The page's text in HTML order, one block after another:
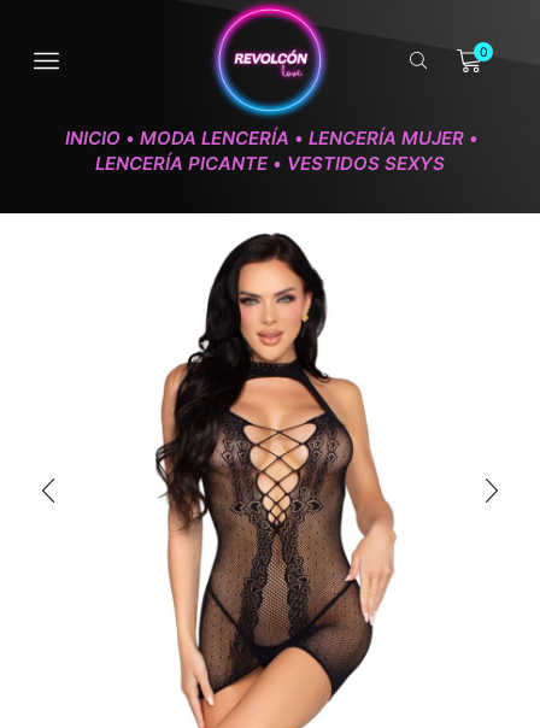
0
INICIO • MODA LENCERÍA • LENCERÍA MUJER •
LENCERÍA PICANTE • VESTIDOS SEXYS